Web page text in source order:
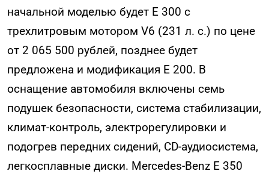
начальной моделью будет E 300 с
трехлитровым мотором V6 (231 л. с.) по цене
от 2 065 500 рублей, позднее будет
предложена и модификация E 200. В
оснащение автомобиля включены семь
подушек безопасности, система стабилизации,
климат-контроль, электрорегулировки и
подогрев передних сидений, CD-аудиосистема,
легкосплавные диски. Mercedes-Benz E 350